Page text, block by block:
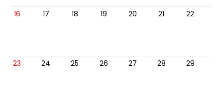
16 17 18 19 20 21 22
23 24 25 26 27 28 29